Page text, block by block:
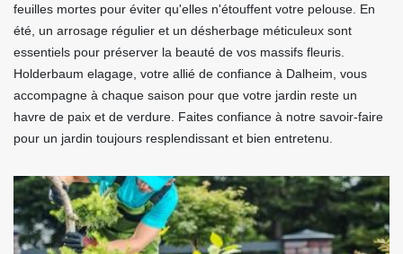
feuilles mortes pour éviter qu'elles n'étouffent votre pelouse. En
été, un arrosage régulier et un désherbage méticuleux sont
essentiels pour préserver la beauté de vos massifs fleuris.
Holderbaum elagage, votre allié de confiance à Dalheim, vous
accompagne à chaque saison pour que votre jardin reste un
havre de paix et de verdure. Faites confiance à notre savoir-faire
pour un jardin toujours resplendissant et bien entretenu.